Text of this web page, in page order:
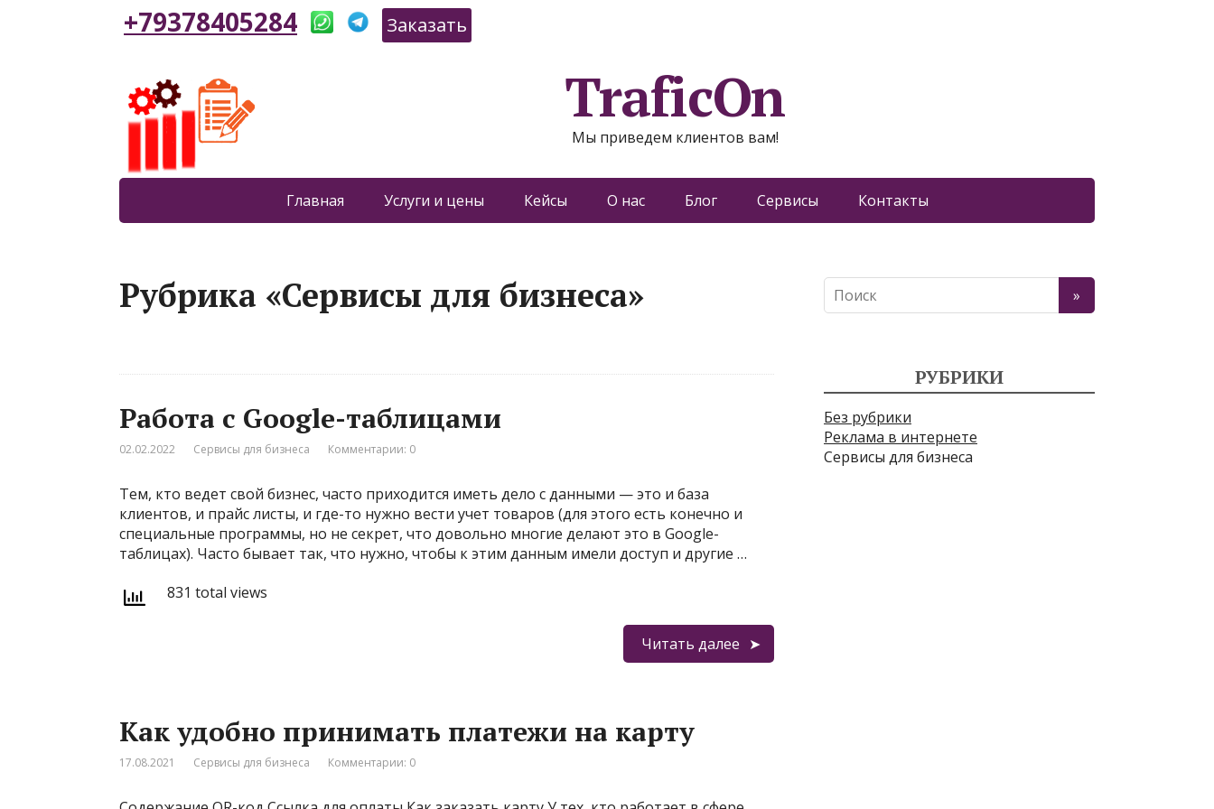
+79378405284 Заказать
TraficOn
Мы приведем клиентов вам!
Главная Услуги и цены Кейсы О нас Блог Сервисы Контакты
Рубрика «Сервисы для бизнеса»
Работа с Google-таблицами
02.02.2022 Сервисы для бизнеса Комментарии: 0
Тем, кто ведет свой бизнес, часто приходится иметь дело с данными — это и база
клиентов, и прайс листы, и где-то нужно вести учет товаров (для этого есть конечно и
специальные программы, но не секрет, что довольно многие делают это в Google-
таблицах). Часто бывает так, что нужно, чтобы к этим данным имели доступ и другие …
831 total views
Читать далее
Как удобно принимать платежи на карту
17.08.2021 Сервисы для бизнеса Комментарии: 0
РУБРИКИ
Без рубрики
Реклама в интернете
Сервисы для бизнеса